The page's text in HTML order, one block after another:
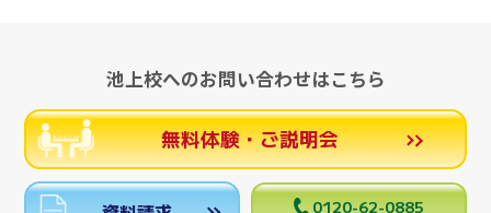
池上校へのお問い合わせはこちら
無料体験・ご説明会
0120-62-0885